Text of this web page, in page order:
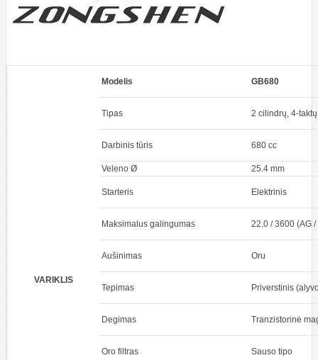
VARIKLIS
Modelis GB680
Tipas 2 cilindrų, 4-taktų
Darbinis tūris 680 cc
Veleno Ø 25.4 mm
Starteris Elektrinis
Maksimalus galingumas 22.0 / 3600 (AG /
Aušinimas Oru
Tepimas Priverstinis
Degimas Tranzistorinė
Oro filtras Sauso tipo